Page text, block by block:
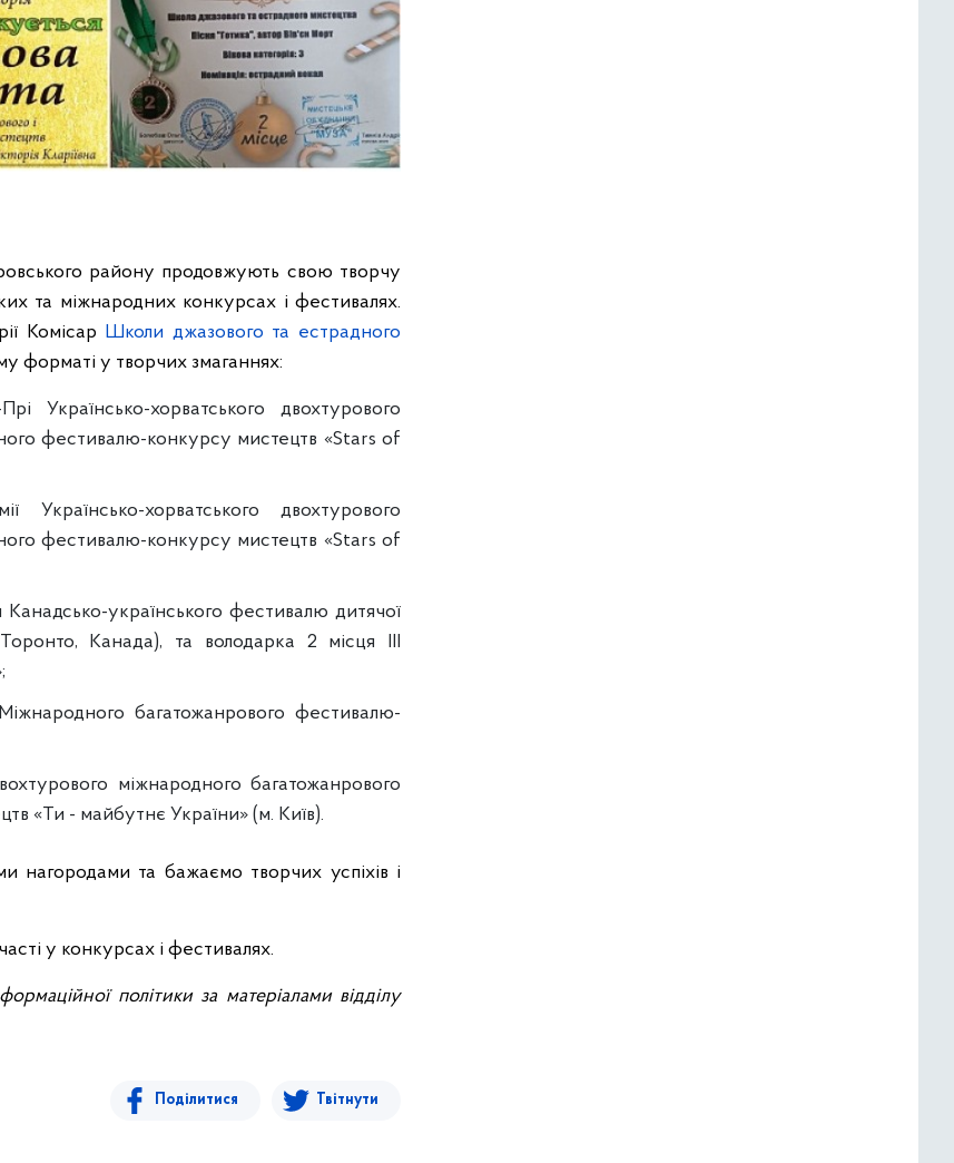
району продовжують свою творчу
та міжнародних конкурсах і фестивалях.
Комісар Школи джазового та естрадного
форматі у творчих змаганнях:
Українсько-хорватського двохтурового
фестивалю-конкурсу мистецтв «Stars of
хорватського двохтурового
фестивалю-конкурсу мистецтв «Stars of
українського фестивалю дитячої
Канада), та володарка 2 місця ІІІ
багатожанрового фестивалю-
міжнародного багатожанрового
«Ти - майбутнє України» (м. Київ).
нагородами та бажаємо творчих успіхів і
у конкурсах і фестивалях.
політики за матеріалами відділу
Поділитися Твітнути